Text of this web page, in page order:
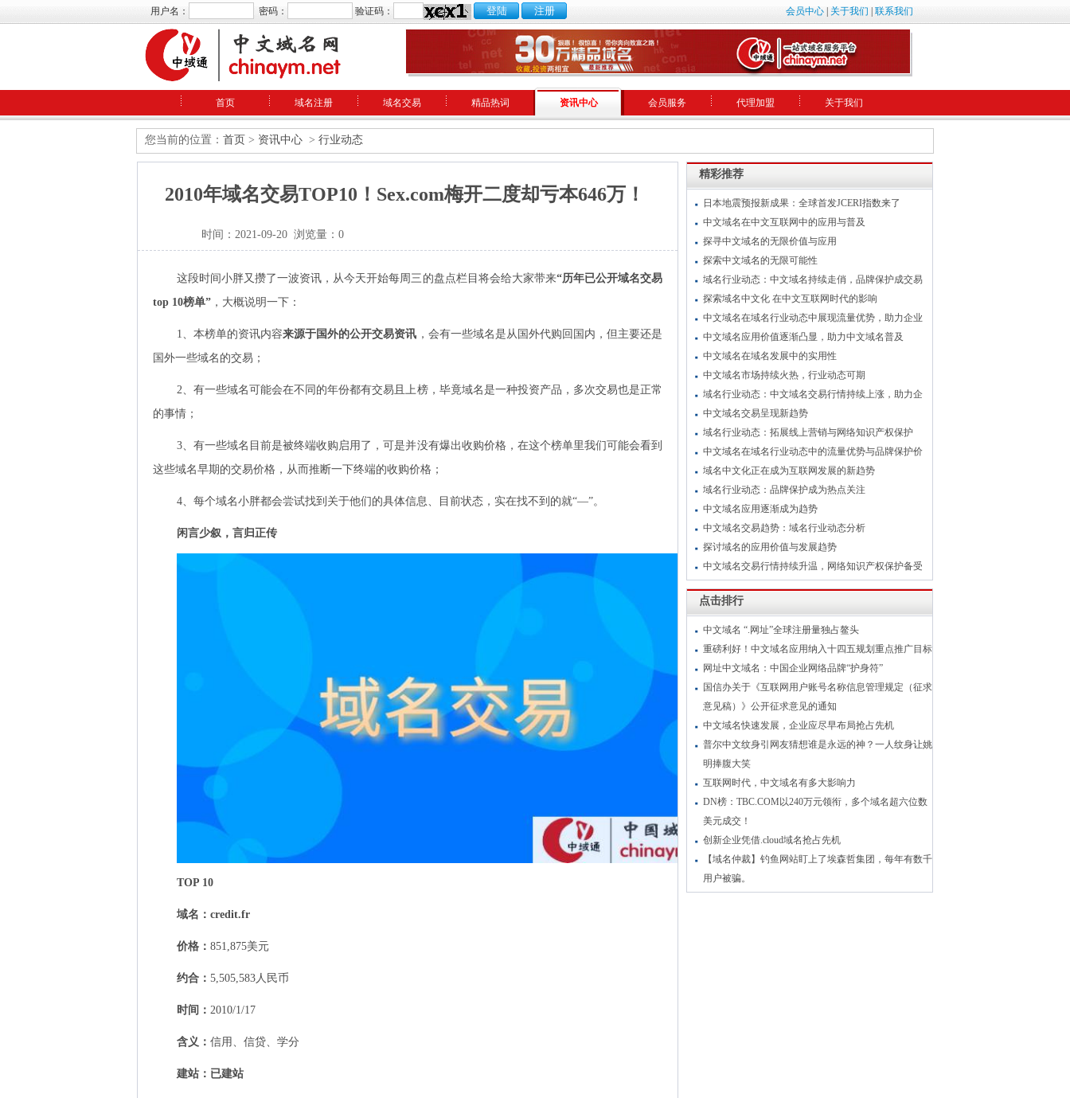
会员中心 关于我们 联系我们
用户名： 密码： 验证码：
首页 域名注册 域名交易 精品热词 资讯中心 会员服务 代理加盟 关于我们
您当前的位置： 首页 > 资讯中心 > 行业动态
2010年域名交易TOP10！Sex.com梅开二度却亏本646万！
时间：2021-09-20 浏览量：0
这段时间小胖又攒了一波资讯，从今天开始每周三的盘点栏目将会给大家带来“历年已公开域名交易
top 10榜单” ，大概说明一下：
1、本榜单的资讯内容来源于国外的公开交易资讯 ，会有一些域名是从国外代购回国内，但主要还是
国外一些域名的交易；
2、有一些域名可能会在不同的年份都有交易且上榜，毕竟域名是一种投资产品，多次交易也是正常
的事情；
3、有一些域名目前是被终端收购启用了，可是并没有爆出收购价格，在这个榜单里我们可能会看到
这些域名早期的交易价格，从而推断一下终端的收购价格；
4、每个域名小胖都会尝试找到关于他们的具体信息、目前状态，实在找不到的就“—”。
闲言少叙，言归正传
TOP 10
域名： credit.fr
价格： 851,875美元
约合： 5,505,583人民币
时间： 2010/1/17
含义： 信用、信贷、学分
建站 ： 已建站
精彩推荐
日本地震预报新成果：全球首发JCERI指数来了
中文域名在中文互联网中的应用与普及
探寻中文域名的无限价值与应用
探索中文域名的无限可能性
域名行业动态：中文域名持续走俏，品牌保护成交易
探索域名中文化 在中文互联网时代的影响
中文域名在域名行业动态中展现流量优势，助力企业
中文域名应用价值逐渐凸显，助力中文域名普及
中文域名在域名发展中的实用性
中文域名市场持续火热，行业动态可期
域名行业动态：中文域名交易行情持续上涨，助力企
中文域名交易呈现新趋势
域名行业动态：拓展线上营销与网络知识产权保护
中文域名在域名行业动态中的流量优势与品牌保护价
域名中文化正在成为互联网发展的新趋势
域名行业动态：品牌保护成为热点关注
中文域名应用逐渐成为趋势
中文域名交易趋势：域名行业动态分析
探讨域名的应用价值与发展趋势
中文域名交易行情持续升温，网络知识产权保护备受
点击排行
中文域名 “.网址”全球注册量独占鳌头
重磅利好！中文域名应用纳入十四五规划重点推广目标
网址中文域名：中国企业网络品牌“护身符”
国信办关于《互联网用户账号名称信息管理规定（征求
意见稿）》公开征求意见的通知
中文域名快速发展，企业应尽早布局抢占先机
普尔中文纹身引网友猜想谁是永远的神？一人纹身让姚
明捧腹大笑
互联网时代，中文域名有多大影响力
DN榜：TBC.COM以240万元领衔，多个域名超六位数
美元成交！
创新企业凭借.cloud域名抢占先机
【域名仲裁】钓鱼网站盯上了埃森哲集团，每年有数千
用户被骗。